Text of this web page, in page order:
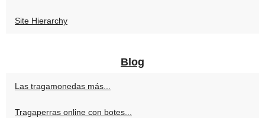
Site Hierarchy
Blog
Las tragamonedas más...
Tragaperras online con botes...